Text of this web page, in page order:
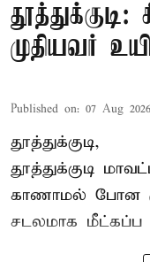
தூத்துக்குடி:
முதியவர்
Published on: 07 Aug
தூத்துக்குடி,
தூத்துக்குடி
காணாமல் போன
சடலமாக மீட்கப்ப